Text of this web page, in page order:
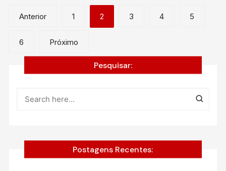
Navegação
por
posts
Anterior 1 2 3 4 5
6 Próximo
Pesquisar:
Postagens Recentes: